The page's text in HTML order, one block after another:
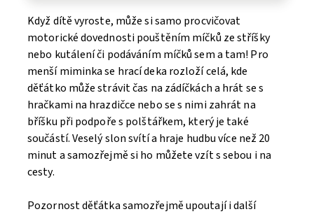
Když dítě vyroste, může si samo procvičovat
motorické dovednosti pouštěním míčků ze stříšky
nebo kutálení či podáváním míčků sem a tam! Pro
menší miminka se hrací deka rozloží celá, kde
děťátko může strávit čas na zádíčkách a hrát se s
hračkami na hrazdičce nebo se s nimi zahrát na
bříšku při podpoře s polštářkem, který je také
součástí. Veselý slon svítí a hraje hudbu více než 20
minut a samozřejmě si ho můžete vzít s sebou i na
cesty.
Pozornost děťátka samozřejmě upoutají i další